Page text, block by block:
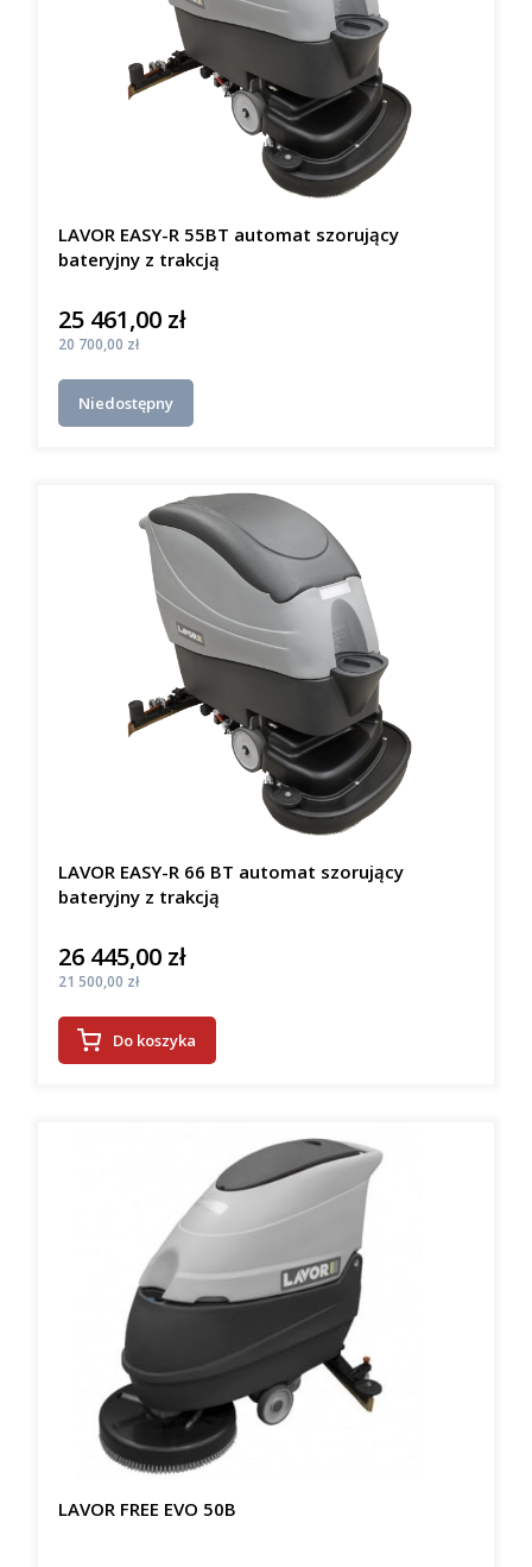
LAVOR EASY-R 55BT automat szorujący
bateryjny z trakcją
Cena
25 461,00 zł
Cena
20 700,00 zł
Niedostępny
LAVOR EASY-R 66 BT automat szorujący
bateryjny z trakcją
Cena
26 445,00 zł
Cena
21 500,00 zł
Do koszyka
LAVOR FREE EVO 50B